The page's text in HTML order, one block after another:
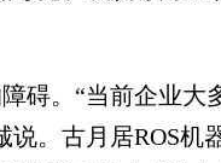
。“当前企业大
说。古月居ROS机